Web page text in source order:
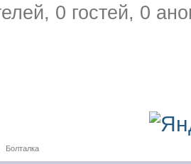
0 гостей, 0
Болталка